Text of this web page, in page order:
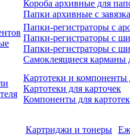
Короба архивные для
Папки архивные с
Папки-регистраторы с
Папки-регистраторы с
Папки-регистраторы с
Самоклеящиеся карманы
Картотеки и компоненты
Картотеки для карточек
Компоненты для картотек
Картриджи и тонеры